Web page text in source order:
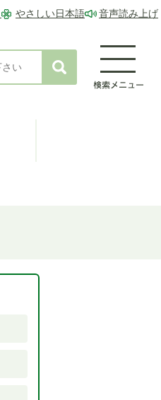
やさしい日本語 音声読み上げ